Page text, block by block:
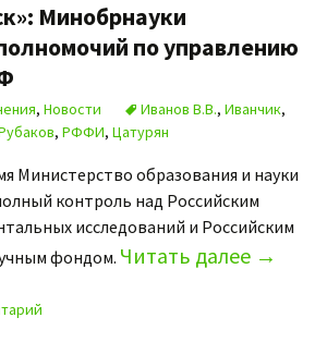
Минобрнауки
по управлению
, Новости Иванов В.В., Иванчик,
, РФФИ, Цатурян
Министерство образования и науки
контроль над Российским
исследований и Российским
фондом. Читать далее →